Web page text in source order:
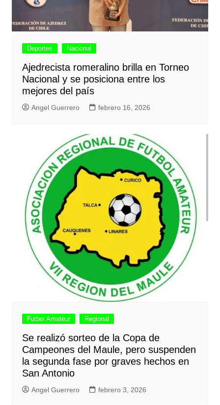
Deportes Nacional
Ajedrecista romeralino brilla en Torneo
Nacional y se posiciona entre los
mejores del país
Angel Guerrero febrero 16, 2026
Futbol Amateur Regional
Se realizó sorteo de la Copa de
Campeones del Maule, pero suspenden
la segunda fase por graves hechos en
San Antonio
Angel Guerrero febrero 3, 2026